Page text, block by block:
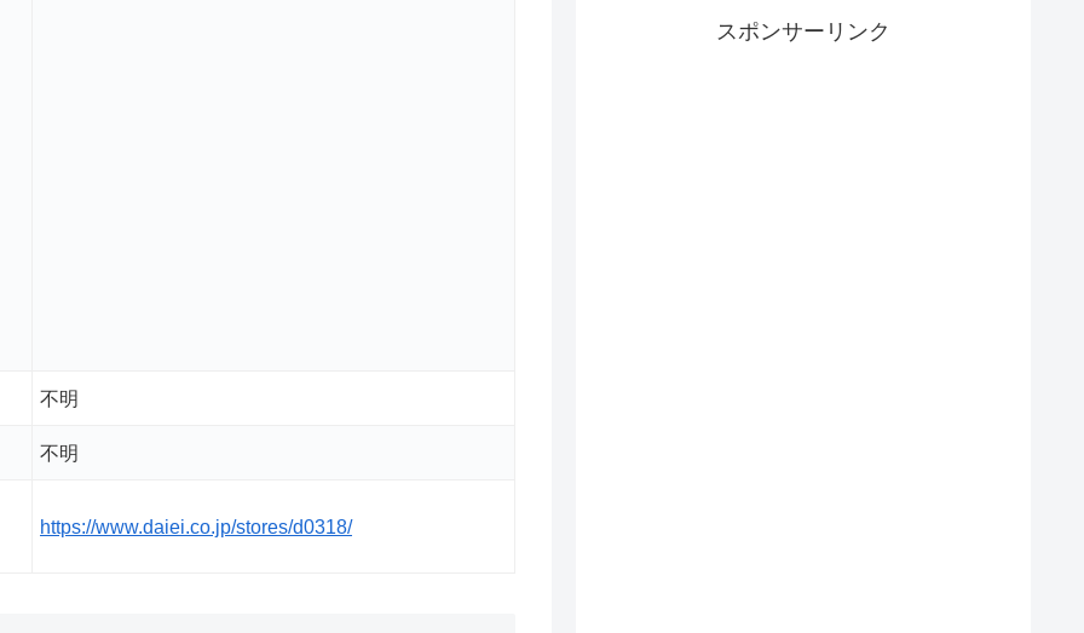
不明
不明
https://www.daiei.co.jp/stores/d0318/
スポンサーリンク